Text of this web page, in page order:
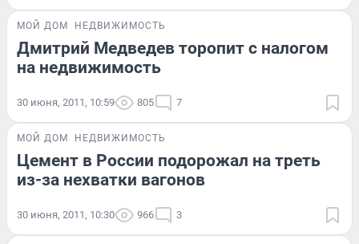
МОЙ ДОМ НЕДВИЖИМОСТЬ
Дмитрий Медведев торопит с налогом
на недвижимость
30 июня, 2011, 10:59 805 7
МОЙ ДОМ НЕДВИЖИМОСТЬ
Цемент в России подорожал на треть
из-за нехватки вагонов
30 июня, 2011, 10:30 966 3